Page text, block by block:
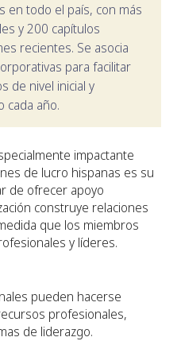
en todo el país, con más
y 200 capítulos
recientes. Se asocia
para facilitar
de nivel inicial y
cada año.
impactante
de lucro hispanas es su
de ofrecer apoyo
construye relaciones
que los miembros
y líderes.
pueden hacerse
profesionales,
de liderazgo.